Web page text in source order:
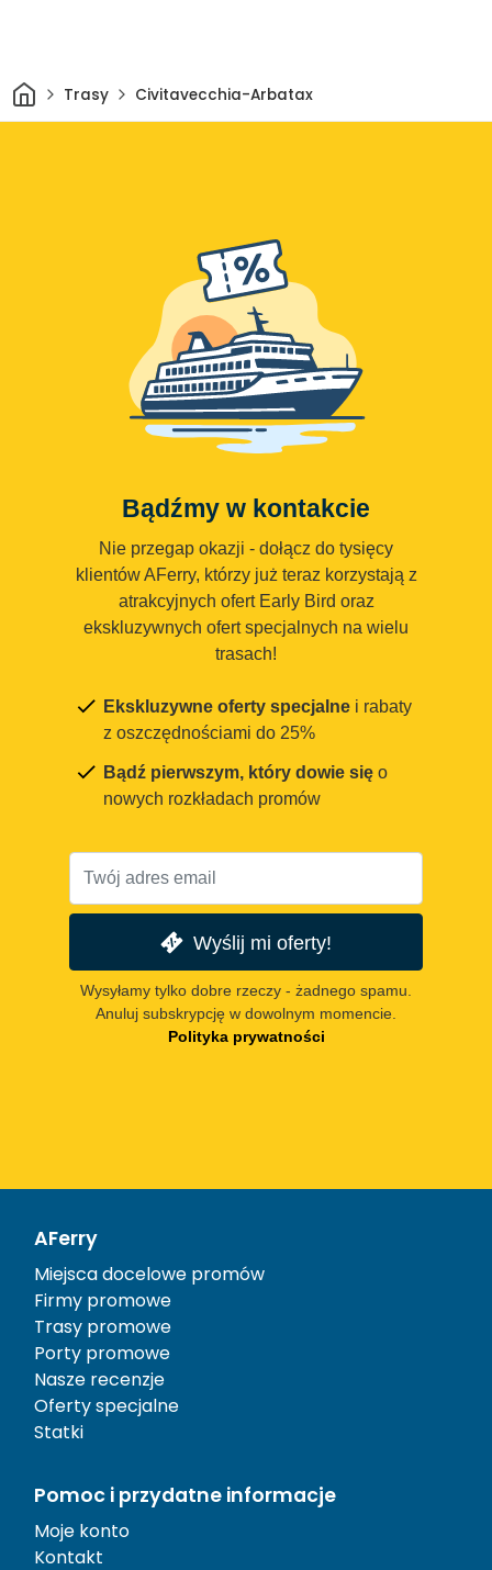
DomTrasy Civitavecchia-Arbatax
Bądźmy w kontakcie
Nie przegap okazji - dołącz do tysięcy
klientów AFerry, którzy już teraz korzystają z
atrakcyjnych ofert Early Bird oraz
ekskluzywnych ofert specjalnych na wielu
trasach!
Ekskluzywne oferty specjalne i rabaty
z oszczędnościami do 25%
Bądź pierwszym, który dowie się o
nowych rozkładach promów
Wyślij mi oferty!
Wysyłamy tylko dobre rzeczy - żadnego spamu.
Anuluj subskrypcję w dowolnym momencie.
Polityka prywatności
AFerry
Miejsca docelowe promów
Firmy promowe
Trasy promowe
Porty promowe
Nasze recenzje
Oferty specjalne
Statki
Pomoc i przydatne informacje
Moje konto
Kontakt